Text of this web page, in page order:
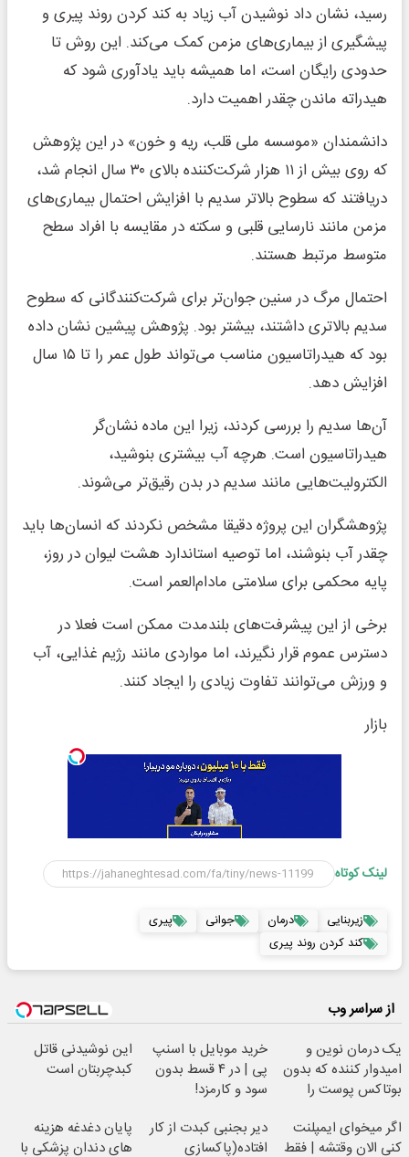
رسید، نشان داد نوشیدن آب زیاد به کند کردن روند پیری و
پیشگیری از بیماری‌های مزمن کمک می‌کند. این روش تا
حدودی رایگان است، اما همیشه باید یادآوری شود که
هیدراته ماندن چقدر اهمیت دارد.
دانشمندان «موسسه ملی قلب، ریه و خون» در این پژوهش
که روی بیش از ۱۱ هزار شرکت‌کننده بالای ۳۰ سال انجام شد،
دریافتند که سطوح بالاتر سدیم با افزایش احتمال بیماری‌های
مزمن مانند نارسایی قلبی و سکته در مقایسه با افراد سطح
متوسط مرتبط هستند.
احتمال مرگ در سنین جوان‌تر برای شرکت‌کنندگانی که سطوح
سدیم بالاتری داشتند، بیشتر بود. پژوهش پیشین نشان داده
بود که هیدراتاسیون مناسب می‌تواند طول عمر را تا ۱۵ سال
افزایش دهد.
آن‌ها سدیم را بررسی کردند، زیرا این ماده نشان‌گر
هیدراتاسیون است. هرچه آب بیشتری بنوشید،
الکترولیت‌هایی مانند سدیم در بدن رقیق‌تر می‌شوند.
پژوهشگران این پروژه دقیقا مشخص نکردند که انسان‌ها باید
چقدر آب بنوشند، اما توصیه استاندارد هشت لیوان در روز،
پایه محکمی برای سلامتی مادام‌العمر است.
برخی از این پیشرفت‌های بلندمدت ممکن است فعلا در
دسترس عموم قرار نگیرند، اما مواردی مانند رژیم غذایی، آب
و ورزش می‌توانند تفاوت زیادی را ایجاد کنند.
بازار
لینک کوتاه
زیربنایی درمان جوانی
پیری
کند کردن روند پیری
از سراسر وب
یک درمان نوین و
امیدوار کننده که بدون
بوتاکس پوست را
خرید موبایل با اسنپ
پی | در ۴ قسط بدون
سود و کارمزد!
این نوشیدنی قاتل
کبدچربتان است
اگر میخوای ایمپلنت
کنی الان وقتشه | فقط
دیر بجنبی کبدت از کار
افتاده(پاکسازی
پایان دغدغه هزینه
های دندان پزشکی با